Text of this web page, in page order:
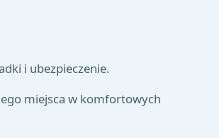
i ubezpieczenie.
miejsca w komfortowych